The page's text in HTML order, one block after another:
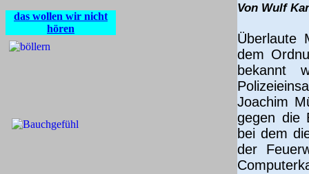
das wollen wir nicht
hören
Von Wulf
Überlaute
dem
bekannt
Joachim
gegen die
bei dem
der